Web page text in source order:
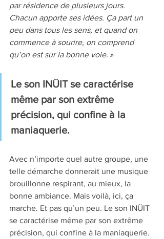
par résidence de plusieurs jours.
Chacun apporte ses idées. Ça part un
peu dans tous les sens, et quand on
commence à sourire, on comprend
qu’on est sur la bonne voie. »
Le son INÜIT se caractérise
même par son extrême
précision, qui confine à la
maniaquerie.
Avec n’importe quel autre groupe, une
telle démarche donnerait une musique
brouillonne respirant, au mieux, la
bonne ambiance. Mais voilà, ici, ça
marche. Et pas qu’un peu. Le son INÜIT
se caractérise même par son extrême
précision, qui confine à la maniaquerie.